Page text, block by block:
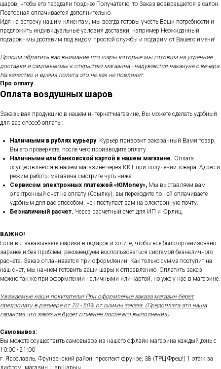
шаров, чтобы его передали позднее Получателю, то Заказ возвращается в салон.
Повторная оплачивается дополнительно.
Идя на встречу нашим клиентам, мы всегда готовы учесть Ваши потребности и
предложить индивидуальные условия доставки, например Неожиданный
подарок - мы доставим под видом простой службы и подарим от Вашего имени!
Просим обратить вас внимание что шары которые мы готовим на утренние
доставки и самовывозы к открытию магазина - надуваются накануне с вечера.
На качество и время полета это не как не повлияет.
Про оплату
Оплата воздушных шаров
Заказывая продукцию в нашем интернет-магазине, Вы можете сделать удобный
для вас способ оплаты:
Наличными в рублях курьеру. Курьер привозит заказанный Вами товар,
Вы его проверяете, после чего производите оплату.
Наличными или банковской картой в нашем магазине. Оплата
осуществляется в нашем магазине через ККТ при получении товара. Адрес и
режим работы магазина смотрите чуть ниже.
Сервисом электронных платежей «ЮMoney», Мы выставляем вам
электронный счет на оплату (Ссылку), вы переходите по ней оплачиваете
удобным для вас способом, чек поступает вам на электронную почту.
Безналичный расчет. Через расчетный счет для ИП и Юрлиц.
ВАЖНО!
Если вы заказываете шарики в подарок и хотите, чтобы все было организовано
заранее и без проблем, рекомендуем воспользоваться системой безналичного
расчета. Заказ оплачивается при оформлении. Как только сумма поступит на
наш счет, мы начнем готовить ваши шары к отправлению. Оплатить заказ
можно так же при оформлении наличными или картой, но уже у нас в магазине.
Уважаемые наши покупатели! При оформление заказа магазин берет
предоплату в размере от 20 - 50% от суммы заказа. (Предоплата это наша
гарантия что заказ не будет отменен после его выполнения)
Самовывоз:
Вы можете осуществить самовывоз из нашего офлайн магазина каждый день с
10:00 - 21:00
г. Ярославль, Фрунзенский район, проспект фрунзе, 38 (ТРЦ Фреш!) 1 этаж за